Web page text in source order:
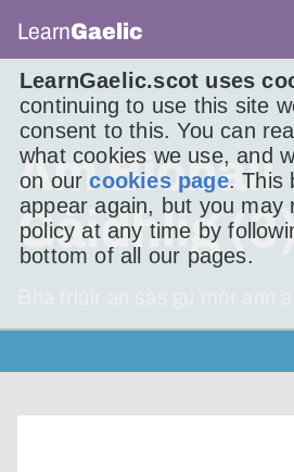
LearnGaelic.scot uses
continuing to use this site
consent to this. You can
what cookies we use, and
on ourcookies page. This
appear again, but you may
policy at any time by
bottom of all our pages.
LearnGaelic
Am Bìoball
Gàidhlig
Bha triùir an sàs gu mòr ann